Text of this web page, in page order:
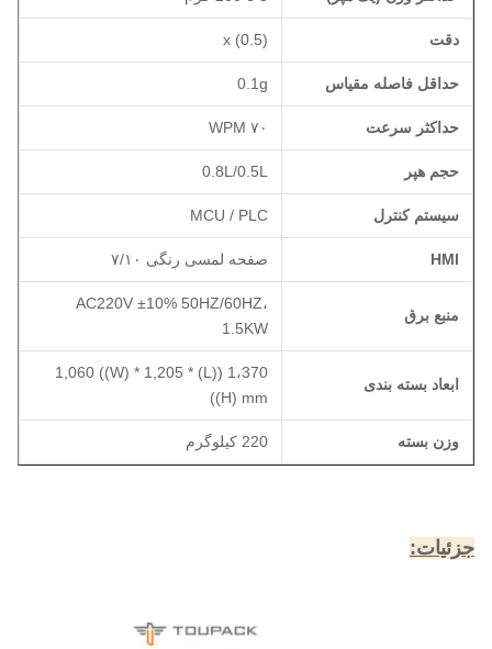
دقت x (0.5)
حداقل فاصله مقیاس 0.1g
حداکثر سرعت ۷۰ WPM
حجم هپر 0.8L/0.5L
سیستم کنترل MCU / PLC
HMI صفحه لمسی رنگی ۷/۱۰
منبع برق
AC220V ±10% 50HZ/60HZ،
1.5KW
ابعاد بسته بندی
1،370 ((L) * 1,060 ((W) * 1,205
((H) mm
وزن بسته 220 کیلوگرم
جزئیات: